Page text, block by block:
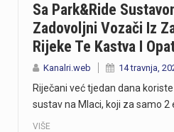
Sa Park&Ride
Zadovoljni Vozači Iz
Rijeke Te Kastva I
Kanalri.web 14 travnja,
Riječani već tjedan dana
sustav na Mlaci, koji za samo 2
VIŠE